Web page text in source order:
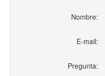
Nombre:
E-mail:
Pregunta: